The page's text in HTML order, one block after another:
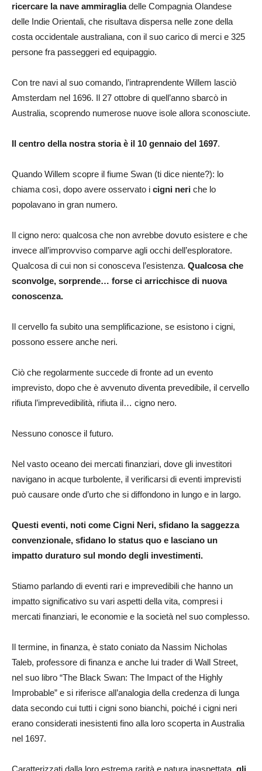
ricercare la nave ammiragliadelle Compagnia Olandese
delle Indie Orientali, che risultava dispersa nelle zone della
costa occidentale australiana, con il suo carico di merci e 325
persone fra passeggeri ed equipaggio.
Con tre navi al suo comando, l’intraprendente Willem lasciò
Amsterdam nel 1696. Il 27 ottobre di quell’anno sbarcò in
Australia, scoprendo numerose nuove isole allora sconosciute.
Il centro della nostra storia è il 10 gennaio del 1697.
Quando Willem scopre il fiume Swan (ti dice niente?): lo
chiama così, dopo avere osservato i cigni neri che lo
popolavano in gran numero.
Il cigno nero: qualcosa che non avrebbe dovuto esistere e che
invece all’improvviso comparve agli occhi dell’esploratore.
Qualcosa di cui non si conosceva l’esistenza. Qualcosa che
sconvolge, sorprende… forse ci arricchisce di nuova
conoscenza.
Il cervello fa subito una semplificazione, se esistono i cigni,
possono essere anche neri.
Ciò che regolarmente succede di fronte ad un evento
imprevisto, dopo che è avvenuto diventa prevedibile, il cervello
rifiuta l’imprevedibilità, rifiuta il… cigno nero.
Nessuno conosce il futuro.
Nel vasto oceano dei mercati finanziari, dove gli investitori
navigano in acque turbolente, il verificarsi di eventi imprevisti
può causare onde d’urto che si diffondono in lungo e in largo.
Questi eventi, noti come Cigni Neri, sfidano la saggezza
convenzionale, sfidano lo status quo e lasciano un
impatto duraturo sul mondo degli investimenti.
Stiamo parlando di eventi rari e imprevedibili che hanno un
impatto significativo su vari aspetti della vita, compresi i
mercati finanziari, le economie e la società nel suo complesso.
Il termine, in finanza, è stato coniato da Nassim Nicholas
Taleb, professore di finanza e anche lui trader di Wall Street,
nel suo libro “The Black Swan: The Impact of the Highly
Improbable” e si riferisce all’analogia della credenza di lunga
data secondo cui tutti i cigni sono bianchi, poiché i cigni neri
erano considerati inesistenti fino alla loro scoperta in Australia
nel 1697.
Caratterizzati dalla loro estrema rarità e natura inaspettata, gli